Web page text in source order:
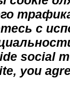
с
social
you